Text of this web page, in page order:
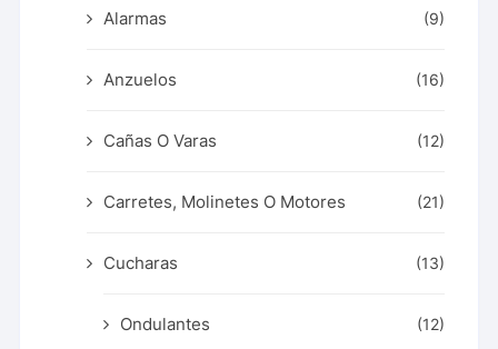
Alarmas (9)
Anzuelos (16)
Cañas O Varas (12)
Carretes, Molinetes O Motores (21)
Cucharas (13)
Ondulantes (12)